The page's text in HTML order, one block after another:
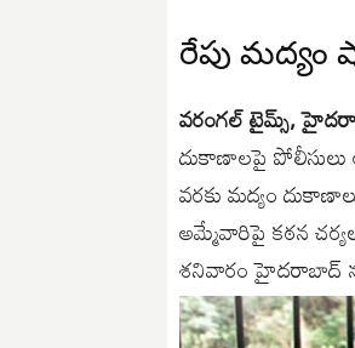
రేపు మద్యం
వరంగల్ టైమ్స్,
దుకాణాలపై పోలీసులు
వరకు మద్యం
అమ్మేవారిపై కఠన
శనివారం హైదరాబాద్